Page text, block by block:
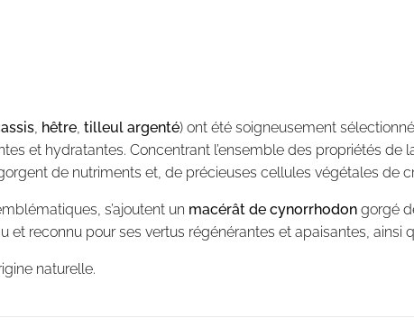
, hêtre, tilleul argenté) ont été soigneusement
et hydratantes. Concentrant l’ensemble des propriétés de
de nutriments et, de précieuses cellules végétales de
s’ajoutent un macérât de cynorrhodon gorgé
et reconnu pour ses vertus régénérantes et apaisantes, ainsi
naturelle.